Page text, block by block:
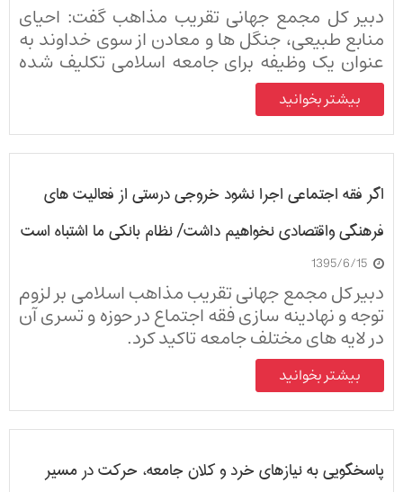
دبیر کل مجمع جهانی تقریب مذاهب گفت: احیای
منابع طبیعی، جنگل ها و معادن از سوی خداوند به
عنوان یک وظیفه برای جامعه اسلامی تکلیف شده
است.بیشتر بخوانید
اگر فقه اجتماعی اجرا نشود خروجی درستی از فعالیت های
فرهنگی واقتصادی نخواهیم داشت/ نظام بانکی ما اشتباه است
1395/6/15
دبیر کل مجمع جهانی تقریب مذاهب اسلامی بر لزوم
توجه و نهادینه سازی فقه اجتماع در حوزه و تسری آن
در لایه های مختلف جامعه تاکید کرد.
بیشتر بخوانید
پاسخگویی به نیازهای خرد و کلان جامعه، حرکت در مسیر